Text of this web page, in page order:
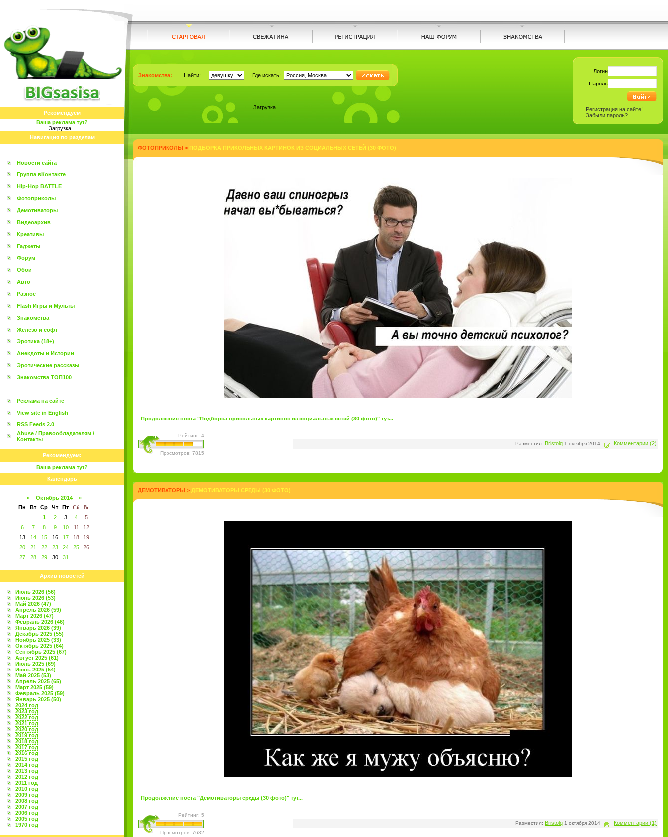
Рекомендуем
Ваша реклама тут?
Загрузка...
Навигация по разделам
Новости сайта
Группа вКонтакте
Hip-Hop BATTLE
Фотоприколы
Демотиваторы
Видеоархив
Креативы
Гаджеты
Форум
Обои
Авто
Разное
Flash Игры и Мульты
Знакомства
Железо и софт
Эротика (18+)
Анекдоты и Истории
Эротические рассказы
Знакомства ТОП100
Реклама на сайте
View site in English
RSS Feeds 2.0
Abuse / Правообладателям /
Контакты
Рекомендуем:
Ваша реклама тут?
Календарь
« Октябрь 2014
»
Пн
Вт Ср Чт Пт Сб
Вс
1
2 3 4
5
6
7 8 9 10 11
12
13
14 15 16 17 18
19
20
21 22 23 24 25
26
27
28 29 30 31
Архив новостей
Июль 2026 (56)
Июнь 2026 (53)
Май 2026 (47)
Апрель 2026 (59)
Март 2026 (47)
Февраль 2026 (46)
Январь 2026 (39)
Декабрь 2025 (55)
Ноябрь 2025 (33)
Октябрь 2025 (64)
Сентябрь 2025 (67)
Август 2025 (61)
Июль 2025 (69)
Июнь 2025 (54)
Май 2025 (53)
Апрель 2025 (65)
Март 2025 (59)
Февраль 2025 (59)
Январь 2025 (50)
2024 год
2023 год
2022 год
2021 год
2020 год
2019 год
2018 год
2017 год
2016 год
2015 год
2014 год
2013 год
2012 год
2011 год
2010 год
2009 год
2008 год
2007 год
2006 год
2005 год
1970 год
Знакомства: Найти: Где искать:
Логин
Пароль
Регистрация на сайте!
Забыли пароль?
Загрузка...
ФОТОПРИКОЛЫ > ПОДБОРКА ПРИКОЛЬНЫХ КАРТИНОК ИЗ СОЦИАЛЬНЫХ СЕТЕЙ (30 ФОТО)
Продолжение поста "Подборка прикольных картинок из социальных сетей (30 фото)" тут...
Рейтинг: 4
Просмотров: 7815
Разместил: Bristolq 1 октября 2014 Комментарии (2)
ДЕМОТИВАТОРЫ > ДЕМОТИВАТОРЫ СРЕДЫ (30 ФОТО)
Продолжение поста "Демотиваторы среды (30 фото)" тут...
Рейтинг: 5
Просмотров: 7632
Разместил: Bristolq 1 октября 2014 Комментарии (1)